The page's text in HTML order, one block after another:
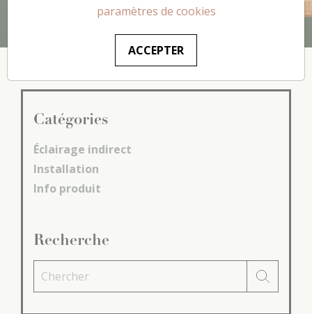
Catégories
Éclairage indirect
Installation
Info produit
Recherche
paramètres de cookies
ACCEPTER